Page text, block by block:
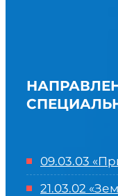
09.03.03
21.03.02